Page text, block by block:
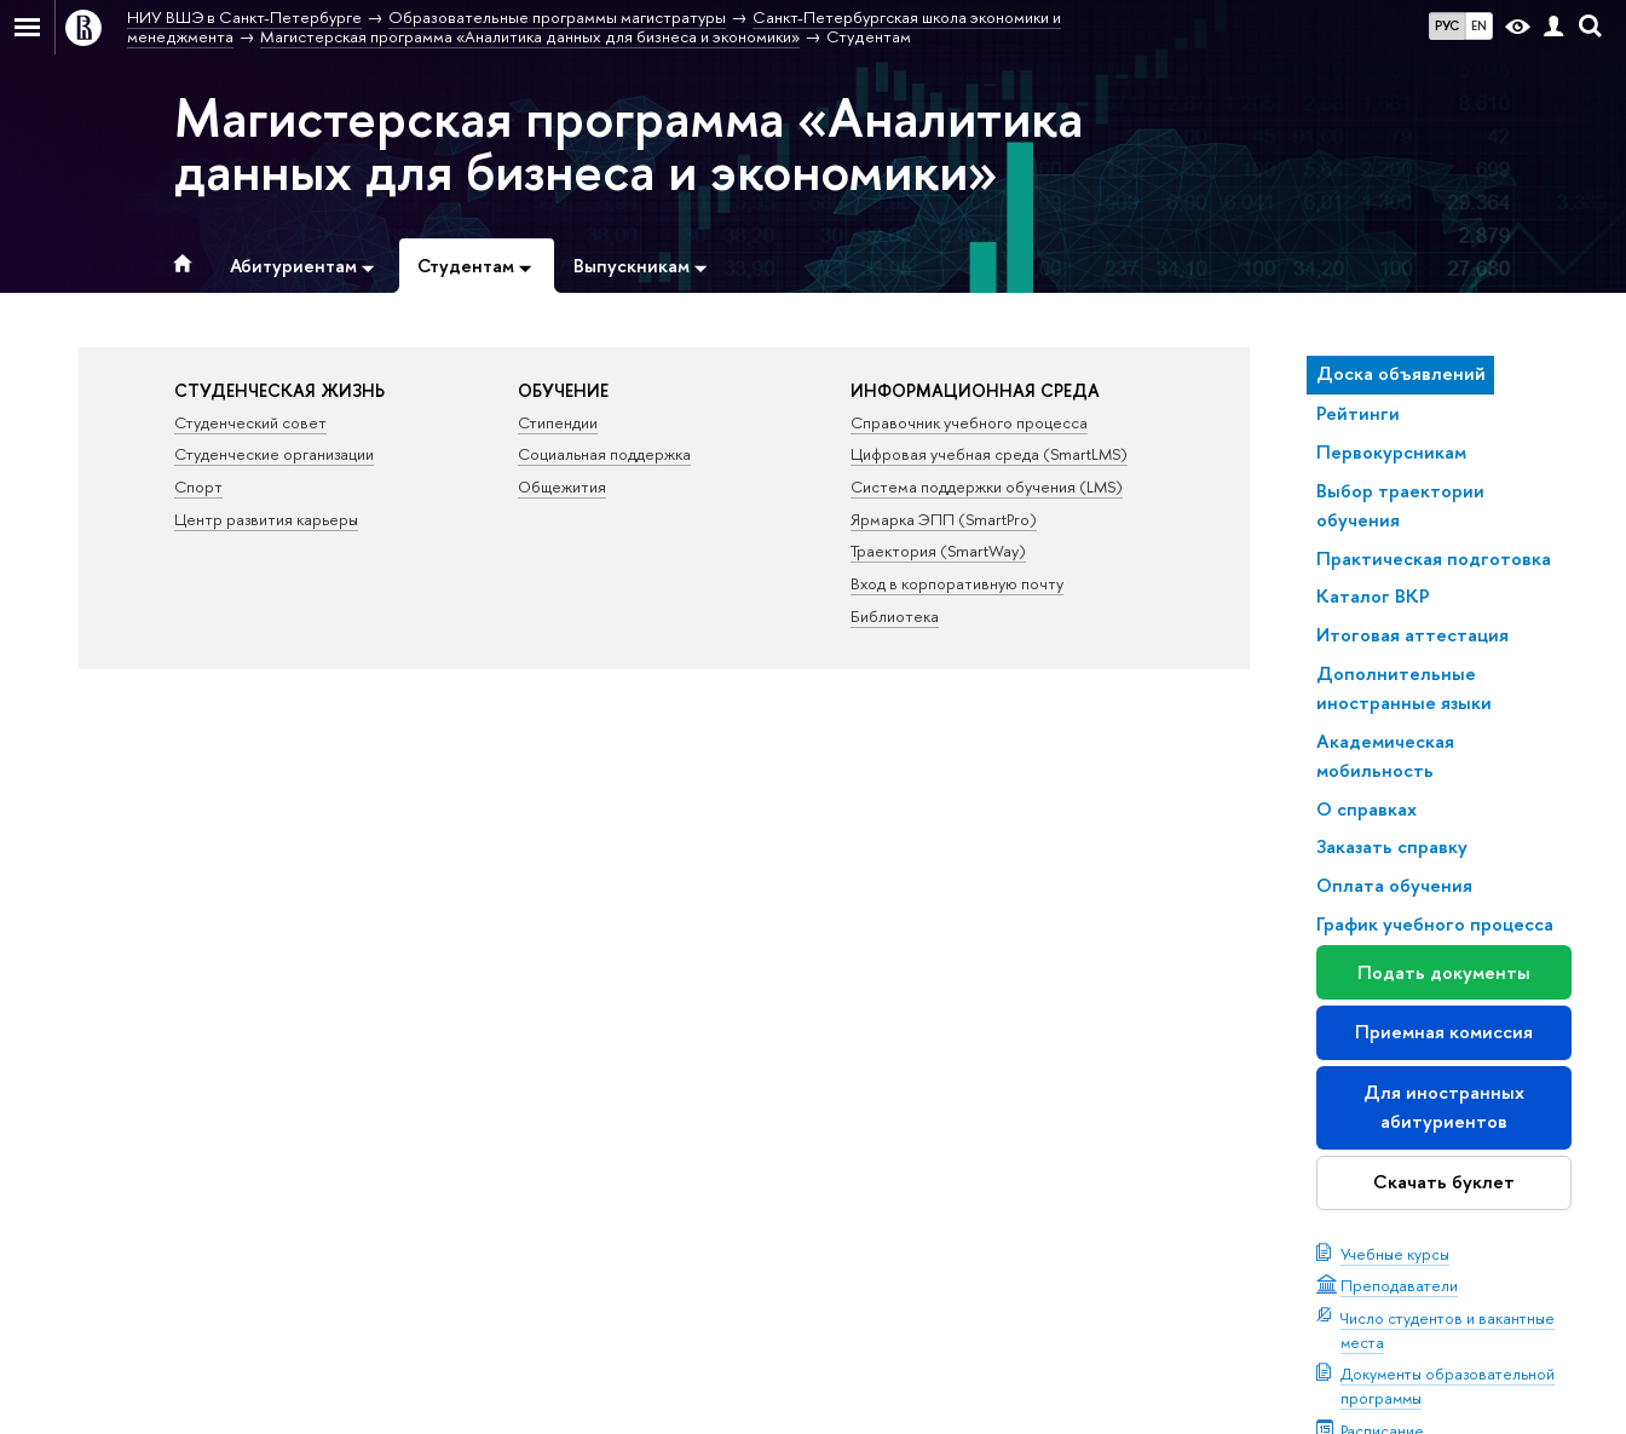
РУС EN
НИУ ВШЭ в Санкт-Петербурге Образовательные программы магистратуры
Санкт-Петербургская школа экономики и
менеджмента
Магистерская программа «Аналитика данных для бизнеса и экономики» Студентам
Магистерская программа «Аналитика
данных для бизнеса и экономики»
Абитуриентам Студентам Выпускникам
Доска объявлений
Рейтинги
Первокурсникам
Выбор траектории
обучения
Практическая подготовка
Каталог ВКР
Итоговая аттестация
Дополнительные
иностранные языки
Академическая
мобильность
О справках
Заказать справку
Оплата обучения
График учебного процесса
Подать документы
Приемная комиссия
Для иностранных
абитуриентов
Скачать буклет
Учебные курсы
Преподаватели
Число студентов и вакантные
места
Документы образовательной
программы
СТУДЕНЧЕСКАЯ ЖИЗНЬ
Студенческий совет
Студенческие организации
Спорт
Центр развития карьеры
ОБУЧЕНИЕ
Стипендии
Социальная поддержка
Общежития
ИНФОРМАЦИОННАЯ СРЕДА
Справочник учебного процесса
Цифровая учебная среда (SmartLMS)
Система поддержки обучения (LMS)
Ярмарка ЭПП (SmartPro)
Траектория (SmartWay)
Вход в корпоративную почту
Библиотека